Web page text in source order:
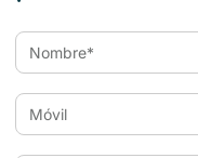
en el año 1534. El
Pol tienen un templo
dos gateways